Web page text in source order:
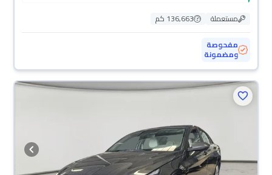
مستعملة
136,663 كم
مفحوصة
ومضمونة